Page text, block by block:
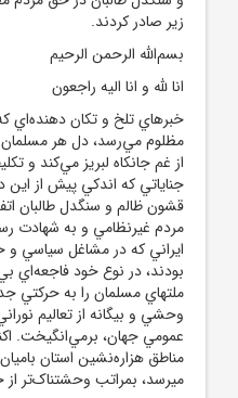
زير صادر کردند.
بسم‌الله الرحمن الرحيم
انا لله و انا اليه راجعون
خبرهاي تلخ و تکان دهنده‌‌اي
مظلوم مي‌رسد، دل هر مسلمان
از غم جانکاه لبريز مي‌کند و
جناياتي که اندکي پيش از
قشون ظالم و سنگدل طالبان
مردم غير‌نظامي و به شهادت
ايراني که در مشاغل سياسي
بودند، در نوع خود فاجعه‌‌اي
ملتهاي مسلمان را به حرکتي
وحشي و بيگانه از تعاليم
عمومي جهان، برمي‌انگيخت.
مناطق هزاره‌نشين استان
ميرسد، بمراتب و‌حشتناک‌تر